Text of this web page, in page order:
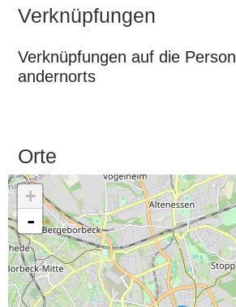
Verknüpfungen
Verknüpfungen auf die Person
andernorts
Orte
+
-